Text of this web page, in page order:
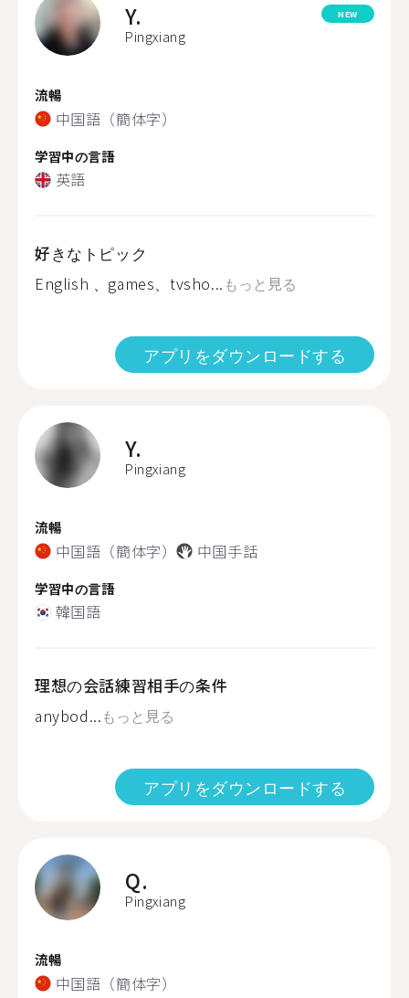
Y.
Pingxiang
NEW
流暢
中国語（簡体字）
学習中の言語
英語
好きなトピック
English 、games、tvsho... もっと見る
アプリをダウンロードする
Y.
Pingxiang
流暢
中国語（簡体字） 中国手話
学習中の言語
韓国語
理想の会話練習相手の条件
anybod...もっと見る
アプリをダウンロードする
Q.
Pingxiang
流暢
中国語（簡体字）